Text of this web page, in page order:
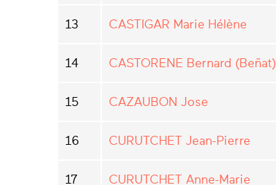
13 CASTIGAR Marie Hélène
14 CASTORENE Bernard (Beñat)
15 CAZAUBON Jose
16 CURUTCHET Jean-Pierre
17 CURUTCHET Anne-Marie